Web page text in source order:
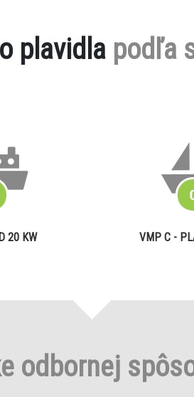
plavidla podľa
20 KW VMP C -
odbornej